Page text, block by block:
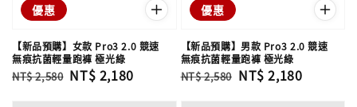
優惠
【新品預購】女款 Pro3 2.0 競速
無痕抗菌輕量跑褲 極光綠
Regular
NT$ 2,580 Sale
NT$ 2,180
優惠
【新品預購】男款 Pro3 2.0 競速
無痕抗菌輕量跑褲 極光綠
Regular
NT$ 2,580 Sale
NT$ 2,180